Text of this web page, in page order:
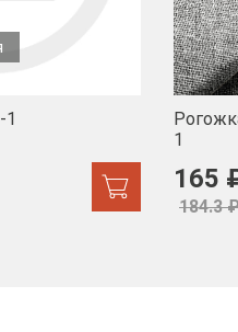
1
1
165
184.3